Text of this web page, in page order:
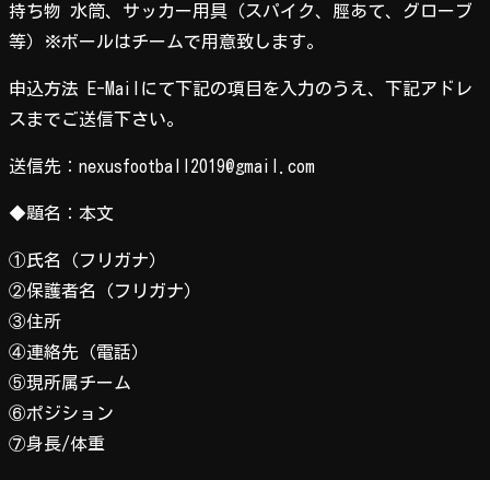
持ち物 水筒、サッカー用具（スパイク、脛あて、グローブ
等）※ボールはチームで用意致します。
申込方法 E-Mailにて下記の項目を入力のうえ、下記アドレ
スまでご送信下さい。
送信先：nexusfootball2019@gmail.com
◆題名：本文
①氏名（フリガナ）
②保護者名（フリガナ）
③住所
④連絡先（電話）
⑤現所属チーム
⑥ポジション
⑦身長/体重